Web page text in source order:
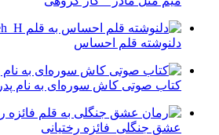
دلنوشته قلم احساس
کتاب صوتی کاش سوره‌ای به نام پدر بود!
عشق جنگلی_فائزه رختیانی